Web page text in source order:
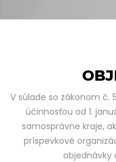
V súlade so zákonom č.
účinnosťou od 1.
samosprávne kraje,
príspevkové
objednávky